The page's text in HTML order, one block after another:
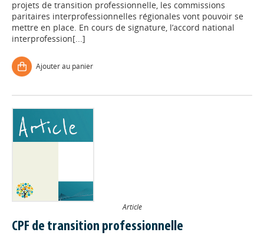
projets de transition professionnelle, les commissions
paritaires interprofessionnelles régionales vont pouvoir se
mettre en place. En cours de signature, l’accord national
interprofession[...]
Ajouter au panier
Article
CPF de transition professionnelle